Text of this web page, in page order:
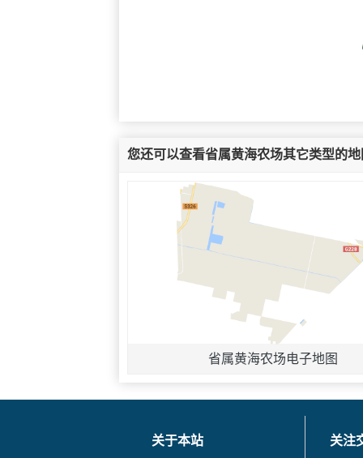
您还可以查看省属黄海农场其它类型的地
省属黄海农场电子地图
关于本站 关注